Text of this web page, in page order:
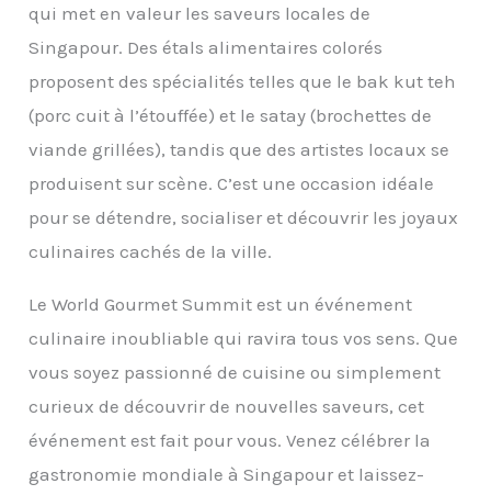
qui met en valeur les saveurs locales de
Singapour. Des étals alimentaires colorés
proposent des spécialités telles que le bak kut teh
(porc cuit à l’étouffée) et le satay (brochettes de
viande grillées), tandis que des artistes locaux se
produisent sur scène. C’est une occasion idéale
pour se détendre, socialiser et découvrir les joyaux
culinaires cachés de la ville.
Le World Gourmet Summit est un événement
culinaire inoubliable qui ravira tous vos sens. Que
vous soyez passionné de cuisine ou simplement
curieux de découvrir de nouvelles saveurs, cet
événement est fait pour vous. Venez célébrer la
gastronomie mondiale à Singapour et laissez-